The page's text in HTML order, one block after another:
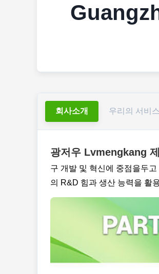
회사소개 우리의 서비스
광저우 Lvmengkang
구 개발 및 혁신에 중점을두
의 R&D 힘과 생산 능력을 활